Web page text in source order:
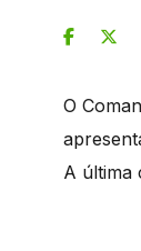
O
A última